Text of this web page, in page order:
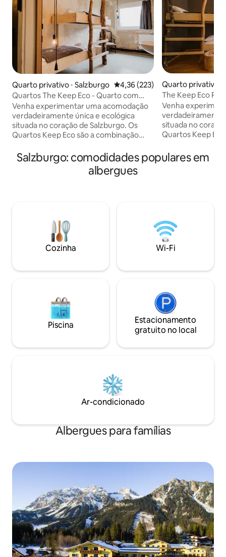
Quarto privativo ⋅ Salzburgo 4,36 de uma avaliação média de
4,36 (223)
Quartos The Keep Eco - Quarto com
duas camas de solteiro
Venha experimentar uma acomodação
verdadeiramente única e ecológica
situada no coração de Salzburgo. Os
Quartos Keep Eco são a combinação
consciente e uma comunidade
acolhedora de viajantes e moradores
locais. Você não precisará ir muito longe
ecológica Elegante e confortável Perto
de pontos turísticos da cidade Self
check-in a qualquer momento Quartos
inteiros Restaurante
Quarto privativo ⋅
The Keep Eco
Venha
verdadeiramente
situada no
Quartos Keep
consciente e
acolhedora de
ecológica
de pontos
check-in a
inteiros
Salzburgo: comodidades populares em
albergues
Cozinha Wi-Fi
Piscina
Estacionamento
gratuito no local
Ar-condicionado
Albergues para famílias